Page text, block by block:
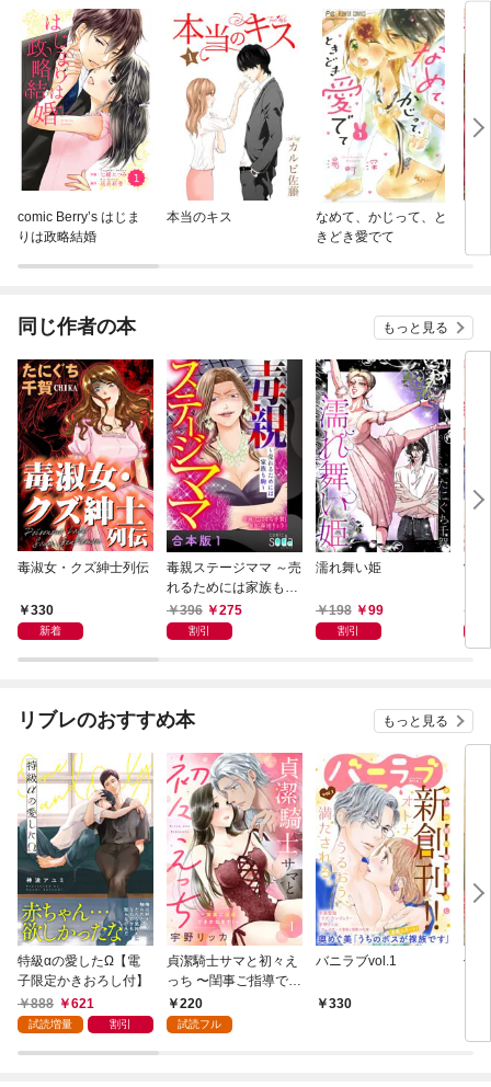
comic Berry’s はじま
りは政略結婚
本当のキス
なめて、かじって、と
きどき愛でて
め
同じ作者の本 もっと見る
毒淑女・クズ紳士列伝
330
新着
毒親ステージママ ～売
れるためには家族も駒
～【合本版】1
396 275
割引
濡れ舞い姫
198 99
割引
制
リブレのおすすめ本 もっと見る
特級αの愛したΩ【電
子限定かきおろし付】
888
621
試読増量 割引
貞潔騎士サマと初々え
っち 〜閨事ご指導でき
かねます！〜（1）
220
試読フル
バニラブvol.1
330
偽